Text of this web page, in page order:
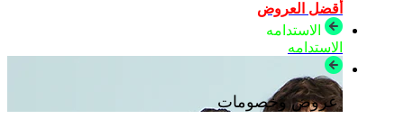
أقضل العروض
الاستدامه
الاستدامه
عروض وخصومات